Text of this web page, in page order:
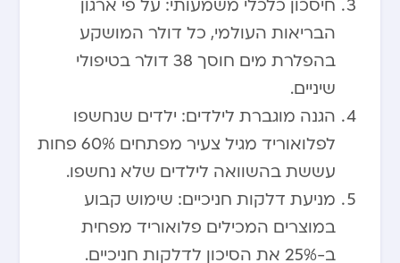
חיסכון כלכלי משמעותי: על פי ארגון
הבריאות העולמי, כל דולר המושקע
בהפלרת מים חוסך 38 דולר בטיפולי
שיניים.
הגנה מוגברת לילדים: ילדים שנחשפו
לפלואוריד מגיל צעיר מפתחים 60% פחות
עששת בהשוואה לילדים שלא נחשפו.
מניעת דלקות חניכיים: שימוש קבוע
במוצרים המכילים פלואוריד מפחית
ב-25% את הסיכון לדלקות חניכיים.